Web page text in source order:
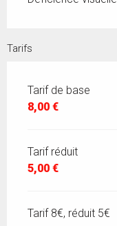
Tarifs
Tarif de base
8,00 €
Tarif réduit
5,00 €
Tarif 8€, réduit 5€